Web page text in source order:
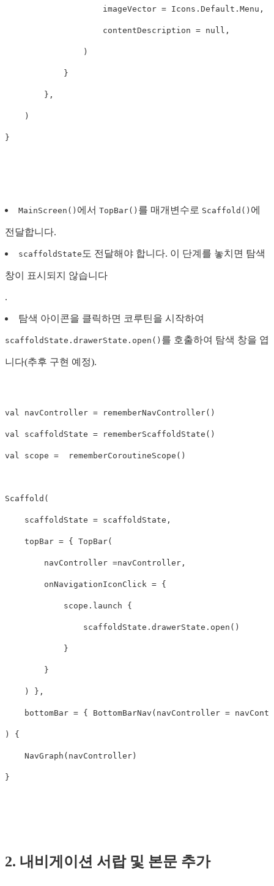
imageVector = Icons . Default . Menu ,
contentDescription = null ,
)
}
},
)
}
MainScreen() 에서 TopBar() 를 매개변수로 Scaffold() 에
전달합니다.
scaffoldState 도 전달해야 합니다. 이 단계를 놓치면 탐색
창이 표시되지 않습니다
.
탐색 아이콘을 클릭하면 코루틴을 시작하여
scaffoldState.drawerState.open() 를 호출하여 탐색 창을 엽
니다(추후 구현 예정).
val navController = rememberNavController()
val scaffoldState = rememberScaffoldState ()
val scope = rememberCoroutineScope ()
Scaffold (
scaffoldState = scaffoldState ,
topBar = { TopBar(
navController =navController ,
onNavigationIconClick = {
scope . launch {
scaffoldState . drawerState . open ()
}
}
) },
bottomBar = { BottomBarNav ( navController =
) {
NavGraph ( navController )
}
2. 내비게이션 서랍 및 본문 추가